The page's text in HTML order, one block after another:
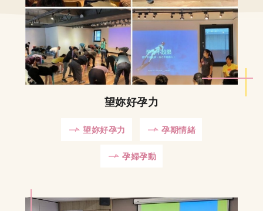
望妳好孕力
望妳好孕力 孕期情緒
孕婦孕動